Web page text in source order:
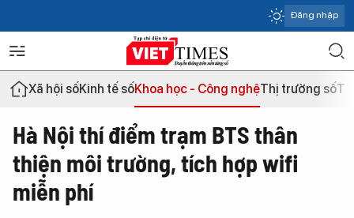
Đăng nhập
Xã hội sốKinh tế sốKhoa học - Công nghệThị trường số
Hà Nội thí điểm trạm BTS thân
thiện môi trường, tích hợp wifi
miễn phí